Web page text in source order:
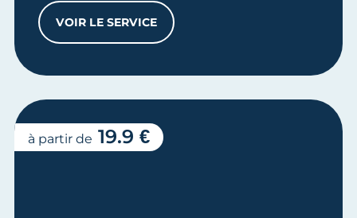
VOIR LE SERVICEENTRETIEN CONSEILS SUR MESURE
à partir de 19.9 €